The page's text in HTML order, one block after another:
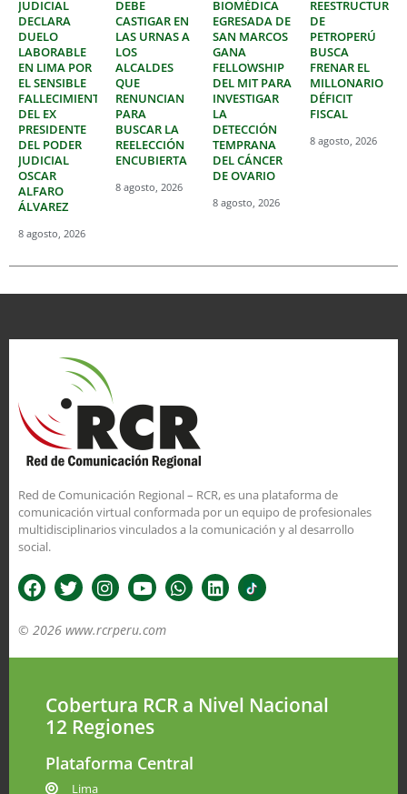
JUDICIAL
DECLARA
DUELO
LABORABLE
EN LIMA POR
EL SENSIBLE
FALLECIMIENTO
DEL EX
PRESIDENTE
DEL PODER
JUDICIAL
OSCAR
ALFARO
ÁLVAREZ
8 agosto, 2026
DEBE
CASTIGAR EN
LAS URNAS A
LOS
ALCALDES
QUE
RENUNCIAN
PARA
BUSCAR LA
REELECCIÓN
ENCUBIERTA
8 agosto, 2026
BIOMÉDICA
EGRESADA DE
SAN MARCOS
GANA
FELLOWSHIP
DEL MIT PARA
INVESTIGAR
LA
DETECCIÓN
TEMPRANA
DEL CÁNCER
DE OVARIO
8 agosto, 2026
DE
PETROPERÚ
BUSCA
FRENAR EL
MILLONARIO
DÉFICIT
FISCAL
8 agosto, 2026
Red de Comunicación Regional – RCR, es una plataforma de
comunicación virtual conformada por un equipo de profesionales
multidisciplinarios vinculados a la comunicación y al desarrollo
social.
© 2026 www.rcrperu.com
Cobertura RCR a Nivel Nacional
12 Regiones
Plataforma Central
Lima